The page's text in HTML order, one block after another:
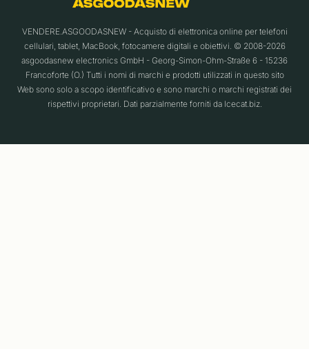
VENDERE.ASGOODASNEW - Acquisto di elettronica online per telefoni
cellulari, tablet, MacBook, fotocamere digitali e obiettivi. © 2008-2026
asgoodasnew electronics GmbH - Georg-Simon-Ohm-Straße 6 - 15236
Francoforte (O.) Tutti i nomi di marchi e prodotti utilizzati in questo sito
Web sono solo a scopo identificativo e sono marchi o marchi registrati dei
rispettivi proprietari. Dati parzialmente forniti da Icecat.biz.